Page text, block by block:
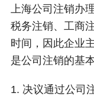
上海公司注销办
税务注销、工商
时间，因此企业
是公司注销的基
1. 决议通过公司